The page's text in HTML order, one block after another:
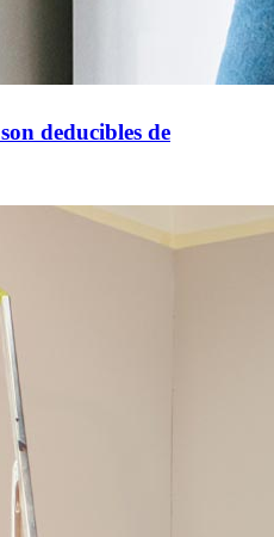
deducibles de
sus metas financieras: ¡solicite